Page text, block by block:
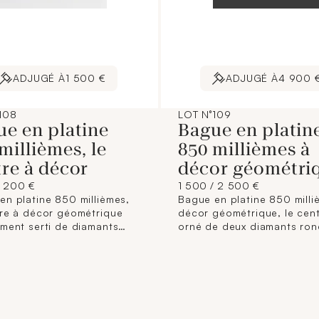
ADJUGÉ À1 500 €
en platine
le
à décor
200 €
platine 850 millièmes,
à décor géométrique
serti de diamants
ADJUGÉ À4 900
LOT N°109
Bague en
850 millièmes à
décor
1 500 / 2 500 €
Bague en platine 850
décor géométrique, le
orné de deux diamants